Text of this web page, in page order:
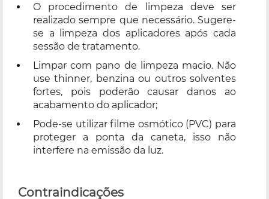
O procedimento de limpeza deve ser
realizado sempre que necessário. Sugere-
se a limpeza dos aplicadores após cada
sessão de tratamento.
Limpar com pano de limpeza macio. Não
use thinner, benzina ou outros solventes
fortes, pois poderão causar danos ao
acabamento do aplicador;
Pode-se utilizar filme osmótico (PVC) para
proteger a ponta da caneta, isso não
interfere na emissão da luz.
Contraindicações